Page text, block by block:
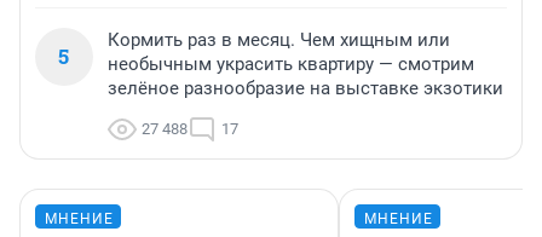
5
Кормить раз в месяц. Чем хищным или
необычным украсить квартиру — смотрим
зелёное разнообразие на выставке экзотики
27 488 17
МНЕНИЕ МНЕНИЕ